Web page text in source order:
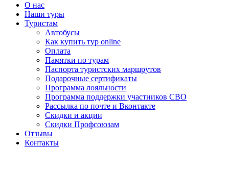
О нас
Наши туры
Туристам
Автобусы
Как купить тур online
Оплата
Памятки по турам
Паспорта туристских маршрутов
Подарочные сертификаты
Программа лояльности
Программа поддержки участников СВО
Рассылка по почте и Вконтакте
Скидки и акции
Скидки Профсоюзам
Отзывы
Контакты